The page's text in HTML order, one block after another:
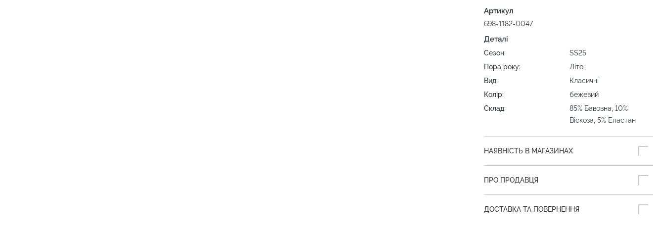
Артикул
698-1182-0047
Деталі
Сезон:
SS25
Пора року:
Літо
Вид:
Класичні
Колір:
бежевий
Склад:
85% Бавовна, 10%
Віскоза, 5% Еластан
НАЯВНІСТЬ В МАГАЗИНАХ
ПРО ПРОДАВЦЯ
ДОСТАВКА ТА ПОВЕРНЕННЯ